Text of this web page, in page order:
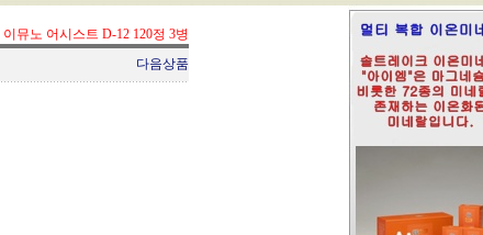
이뮤노 어시스트 D-12 120정 3병
다음상품